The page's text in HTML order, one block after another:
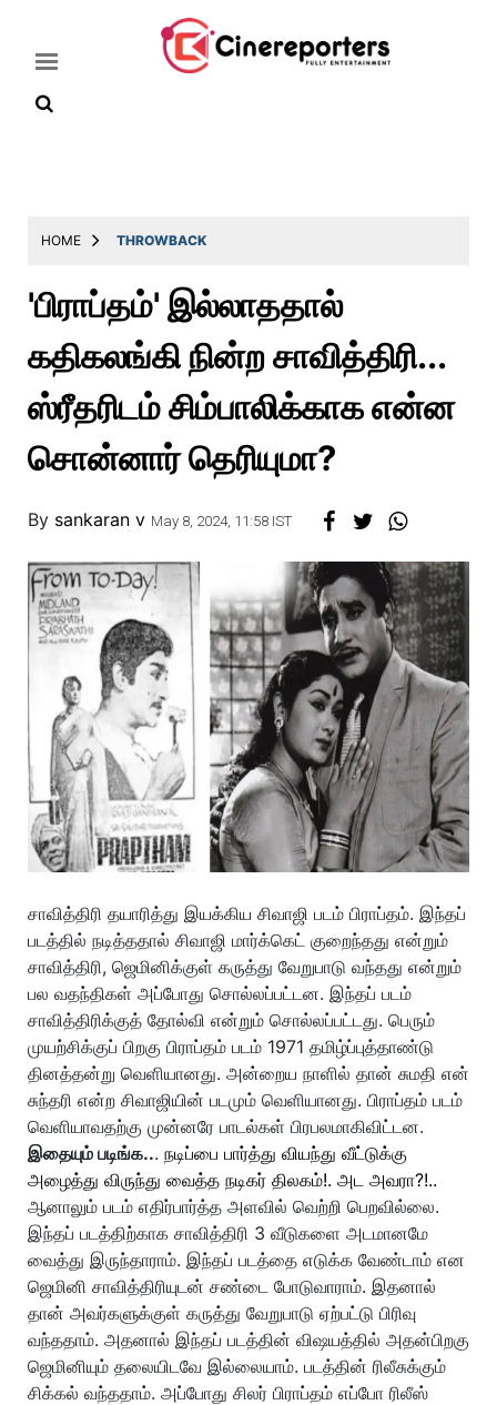
Latest
Throwback
Television
Reviews
Photos
Story
HOME THROWBACK
'பிராப்தம்' இல்லாததால்
கதிகலங்கி நின்ற சாவித்திரி...
ஸ்ரீதரிடம் சிம்பாலிக்காக என்ன
சொன்னார் தெரியுமா?
By sankaran v May 8, 2024, 11:58 IST
சாவித்திரி தயாரித்து இயக்கிய சிவாஜி படம் பிராப்தம். இந்தப்
படத்தில் நடித்ததால் சிவாஜி மார்க்கெட் குறைந்தது என்றும்
சாவித்திரி, ஜெமினிக்குள் கருத்து வேறுபாடு வந்தது என்றும்
பல வதந்திகள் அப்போது சொல்லப்பட்டன. இந்தப் படம்
சாவித்திரிக்குத் தோல்வி என்றும் சொல்லப்பட்டது. பெரும்
முயற்சிக்குப் பிறகு பிராப்தம் படம் 1971 தமிழ்ப்புத்தாண்டு
தினத்தன்று வெளியானது. அன்றைய நாளில் தான் சுமதி என்
சுந்தரி என்ற சிவாஜியின் படமும் வெளியானது. பிராப்தம் படம்
வெளியாவதற்கு முன்னரே பாடல்கள் பிரபலமாகிவிட்டன.
இதையும் படிங்க... நடிப்பை பார்த்து வியந்து வீட்டுக்கு
அழைத்து விருந்து வைத்த நடிகர் திலகம்!. அட அவரா?!..
ஆனாலும் படம் எதிர்பார்த்த அளவில் வெற்றி பெறவில்லை.
இந்தப் படத்திற்காக சாவித்திரி 3 வீடுகளை அடமானமே
வைத்து இருந்தாராம். இந்தப் படத்தை எடுக்க வேண்டாம் என
ஜெமினி சாவித்திரியுடன் சண்டை போடுவாராம். இதனால்
தான் அவர்களுக்குள் கருத்து வேறுபாடு ஏற்பட்டு பிரிவு
வந்ததாம். அதனால் இந்தப் படத்தின் விஷயத்தில் அதன்பிறகு
ஜெமினியும் தலையிடவே இல்லையாம். படத்தின் ரிலீசுக்கும்
சிக்கல் வந்ததாம். அப்போது சிலர் பிராப்தம் எப்போ ரிலீஸ்